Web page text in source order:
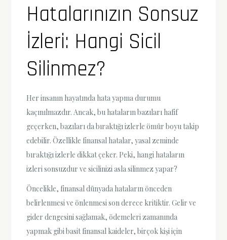
Hatalarınızın Sonsuz
İzleri: Hangi Sicil
Silinmez?
Her insanın hayatında hata yapma durumu
kaçınılmazdır. Ancak, bu hataların bazıları hafif
geçerken, bazıları da bıraktığı izlerle ömür boyu takip
edebilir. Özellikle finansal hatalar, yasal zeminde
bıraktığı izlerle dikkat çeker. Peki, hangi hataların
izleri sonsuzdur ve sicilinizi asla silinmez yapar?
Öncelikle, finansal dünyada hataların önceden
belirlenmesi ve önlenmesi son derece kritiktir. Gelir ve
gider dengesini sağlamak, ödemeleri zamanında
yapmak gibi basit finansal kaideler, birçok kişi için